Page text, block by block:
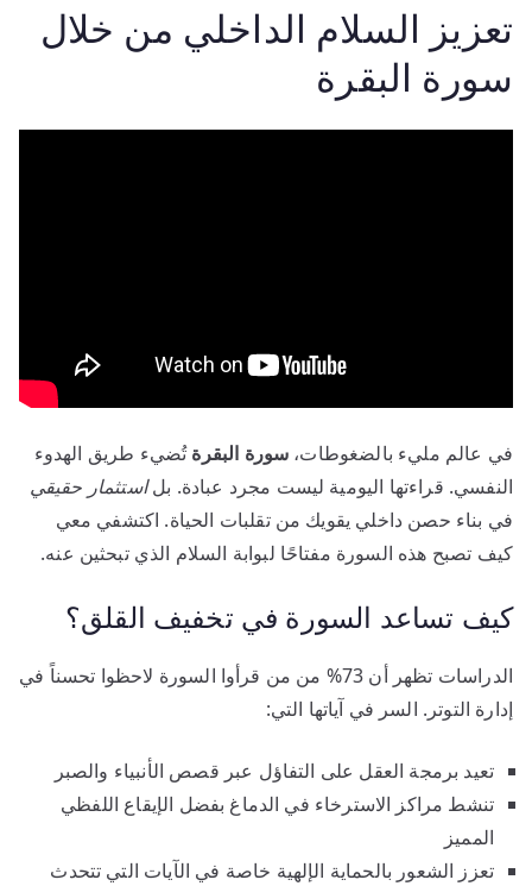
تعزيز السلام الداخلي من خلال
سورة البقرة
في عالم مليء بالضغوطات، سورة البقرةتُضيء طريق الهدوء
النفسي. قراءتها اليومية ليست مجرد عبادة. بلاستثمار حقيقي
في بناء حصن داخلي يقويك من تقلبات الحياة. اكتشفي معي
كيف تصبح هذه السورة مفتاحًا لبوابة السلام الذي تبحثين عنه.
كيف تساعد السورة في تخفيف القلق؟
الدراسات تظهر أن 73% من من قرأوا السورة لاحظوا تحسناً في
إدارة التوتر. السر في آياتها التي:
تعيد برمجة العقل على التفاؤل عبر قصص الأنبياء والصبر
تنشط مراكز الاسترخاء في الدماغ بفضل الإيقاع اللفظي
المميز
تعزز الشعور بالحماية الإلهية خاصة في الآيات التي تتحدث